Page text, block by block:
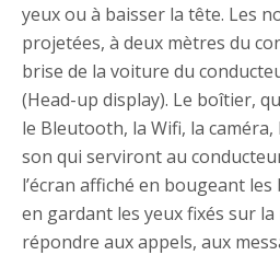
yeux ou à baisser la tête. Les
projetées, à deux mètres du
brise de la voiture du
(Head-up display). Le boîtier,
le Bleutooth, la Wifi, la
son qui serviront au
l’écran affiché en bougeant
en gardant les yeux fixés sur
répondre aux appels, aux